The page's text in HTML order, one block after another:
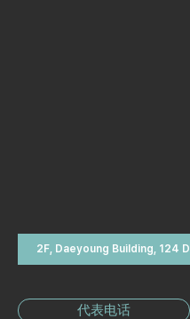
2F, Daeyoung Building, 124
代表电话